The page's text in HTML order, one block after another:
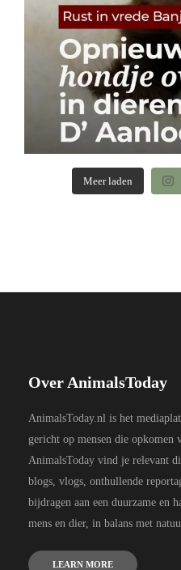
Meer laden
Over AnimalsToday
AnimalsToday.nl is het
gericht op mensen die
AnimalsToday vind je relevant
blogs, vlogs, onthullende
bijdragen aan een duurzame en
mens en dier, in balans met
LEARN MORE